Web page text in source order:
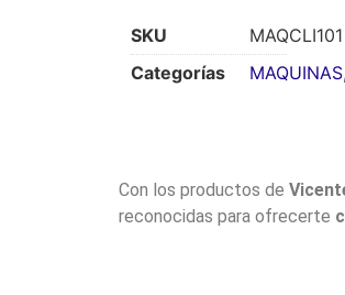
SKU
MAQCLI101
Categorías
MAQUINAS,
Con los productos de
reconocidas para ofrecerte